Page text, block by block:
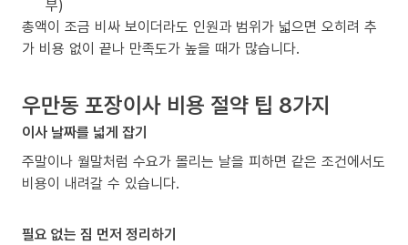
부)
총액이 조금 비싸 보이더라도 인원과 범위가 넓으면 오히려 추
가 비용 없이 끝나 만족도가 높을 때가 많습니다.
우만동 포장이사 비용 절약 팁 8가지
이사 날짜를 넓게 잡기
주말이나 월말처럼 수요가 몰리는 날을 피하면 같은 조건에서도
비용이 내려갈 수 있습니다.
필요 없는 짐 먼저 정리하기